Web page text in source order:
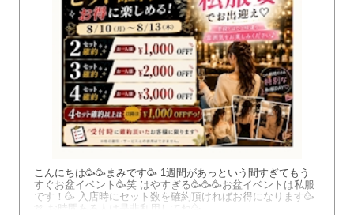
こんにちは🥳🥳まみです🥳 1週間があっという間すぎてもう
すぐお盆イベント🥳笑 はやすぎる🥳🥳🥳お盆イベントは私服
です！🥳 入店時にセット数を確約頂ければお得になります🥳
🫶 お時間ある人は是非利用してね🥳